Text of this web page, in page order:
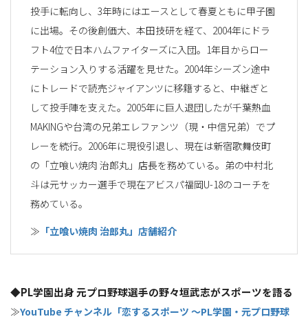
投手に転向し、3年時にはエースとして春夏ともに甲子園
に出場。その後創価大、本田技研を経て、2004年にドラ
フト4位で日本ハムファイターズに入団。1年目からロー
テーション入りする活躍を見せた。2004年シーズン途中
にトレードで読売ジャイアンツに移籍すると、中継ぎと
して投手陣を支えた。2005年に巨人退団したが千葉熱血
MAKINGや台湾の兄弟エレファンツ（現・中信兄弟）でプ
レーを続行。2006年に現役引退し、現在は新宿歌舞伎町
の「立喰い焼肉 治郎丸」店長を務めている。弟の中村北
斗は元サッカー選手で現在アビスパ福岡U-18のコーチを
務めている。
≫ 「立喰い焼肉 治郎丸」店舗紹介
◆PL学園出身 元プロ野球選手の野々垣武志がスポーツを語る
≫YouTube チャンネル「恋するスポーツ 〜PL学園・元プロ野球